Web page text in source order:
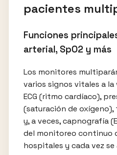
pacientes
Funciones
arterial, SpO2 y más
Los monitores
varios signos vitales a
ECG (ritmo cardíaco),
(saturación de
y, a veces, capnografía
del monitoreo continuo
hospitales y cada vez